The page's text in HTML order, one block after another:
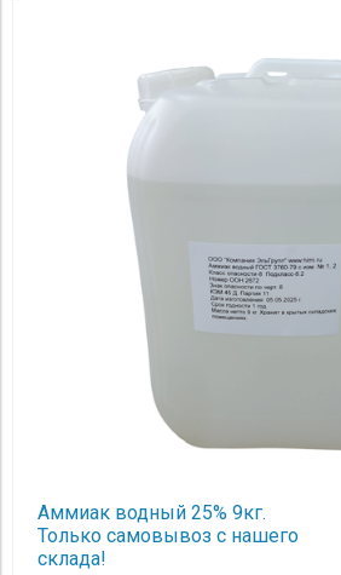
Аммиак водный 25% 9кг.
Только самовывоз с нашего
склада!